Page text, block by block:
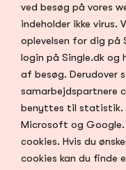
ved besøg på vores
indeholder ikke
oplevelsen for dig på
login på Single.dk
af besøg. Derudover
samarbejdspartnere
benyttes til statistik.
Microsoft og Google.
cookies. Hvis du
cookies kan du finde